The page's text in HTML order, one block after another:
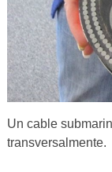
Un cable
transversalmente.